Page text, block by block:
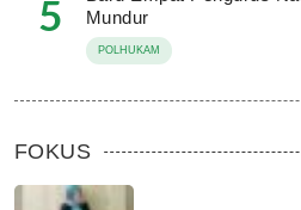
5
Mundur
POLHUKAM
FOKUS